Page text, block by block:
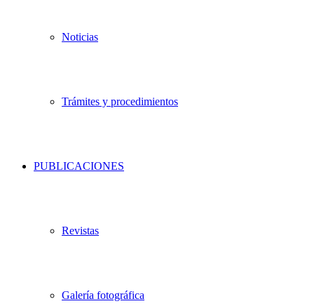
Noticias
Trámites y procedimientos
PUBLICACIONES
Revistas
Galería fotográfica